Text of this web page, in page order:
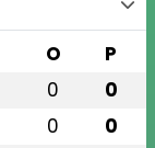
O P
0 0
0 0